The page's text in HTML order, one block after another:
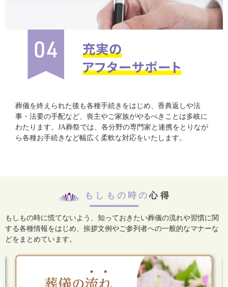
葬儀を終えられた後も各種手続きをはじめ、香典返しや法
事・法要の手配など、喪主やご家族がやるべきことは多岐に
わたります。JA葬祭では、各分野の専門家と連携をとりなが
ら各種お手続きなど幅広く柔軟な対応をいたします。
もしもの時の心得
もしもの時に慌てないよう、知っておきたい葬儀の流れや習慣に関
する各種情報をはじめ、 挨拶文例やご参列者への一般的なマナーな
どをまとめています。